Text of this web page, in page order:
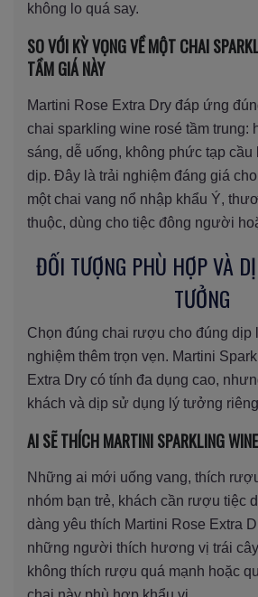
không lo quá say.
SO VỚI KỲ VỌNG VỀ MỘT CHAI
TẦM GIÁ NÀY
Martini Rose Extra Dry đáp ứng
chai sparkling wine rosé tầm
sáng, dễ uống, không phức tạp cầu
dịp. Đây là trải nghiệm đáng giá
một chai vang nổ nhập khẩu Ý,
thuộc, dùng cho tiệc đông người
ĐỐI TƯỢNG PHÙ HỢP VÀ
TƯỞNG
Chọn đúng chai rượu cho đúng dịp
nghiệm thêm trọn vẹn. Martini
Extra Dry có tính đa dụng cao,
khách và dịp sử dụng lý tưởng
AI SẼ THÍCH MARTINI SPARKLING
Những ai mới uống vang, thích
nhóm bạn trẻ, khách cần rượu tiệc
dàng yêu thích Martini Rose Extra
những người thích hương vị trái
không thích rượu quá mạnh hoặc